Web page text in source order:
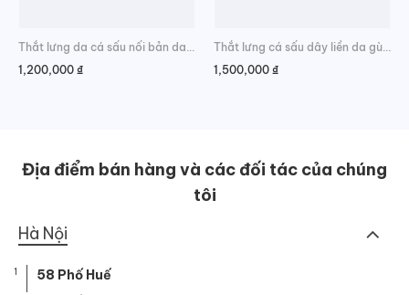
1,200,000 ₫
Thắt lưng cá sấu dây liền da gù đẳng cấp
1,500,000 ₫
Địa điểm bán hàng và các đối tác của chúng
tôi
Hà Nội
1 58 Phố Huế